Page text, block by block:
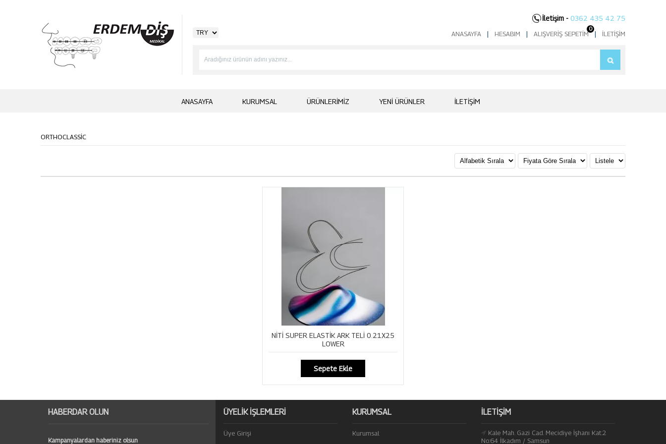
ANASAYFA | HESABIM | ALIŞVERIŞ SEPETIM| İLETIŞIM
İletişim - 0362 435 42 75
0
ANASAYFA KURUMSAL ÜRÜNLERIMIZ YENI ÜRÜNLER İLETIŞIM
ORTHOCLASSİC
NİTİ SUPER ELASTİK ARK TELİ 0.21X25
LOWER
Sepete Ekle
HABERDAR OLUN
Kampanyalardan haberiniz olsun
ÜYELİK İŞLEMLERİ
Üye Girişi
KURUMSAL
Kurumsal
İLETIŞIM
Kale Mah. Gazi Cad. Mecidiye İşhanı Kat:2
No:64 İlkadım / Samsun